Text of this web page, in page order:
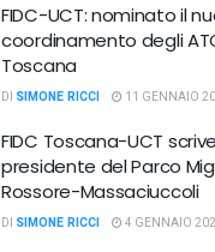
FIDC-UCT: nominato il
coordinamento degli
Toscana
DI SIMONE RICCI 11 GENNAIO
FIDC Toscana-UCT
presidente del Parco
Rossore-Massaciuccoli
DI SIMONE RICCI 4 GENNAIO